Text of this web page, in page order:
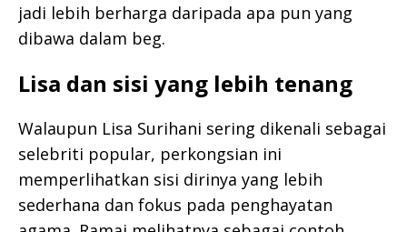
jadi lebih berharga daripada apa pun yang
dibawa dalam beg.
Lisa dan sisi yang lebih tenang
Walaupun Lisa Surihani sering dikenali sebagai
selebriti popular, perkongsian ini
memperlihatkan sisi dirinya yang lebih
sederhana dan fokus pada penghayatan